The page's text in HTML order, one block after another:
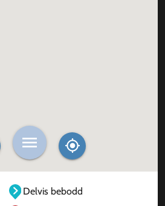
Delvis bebodd